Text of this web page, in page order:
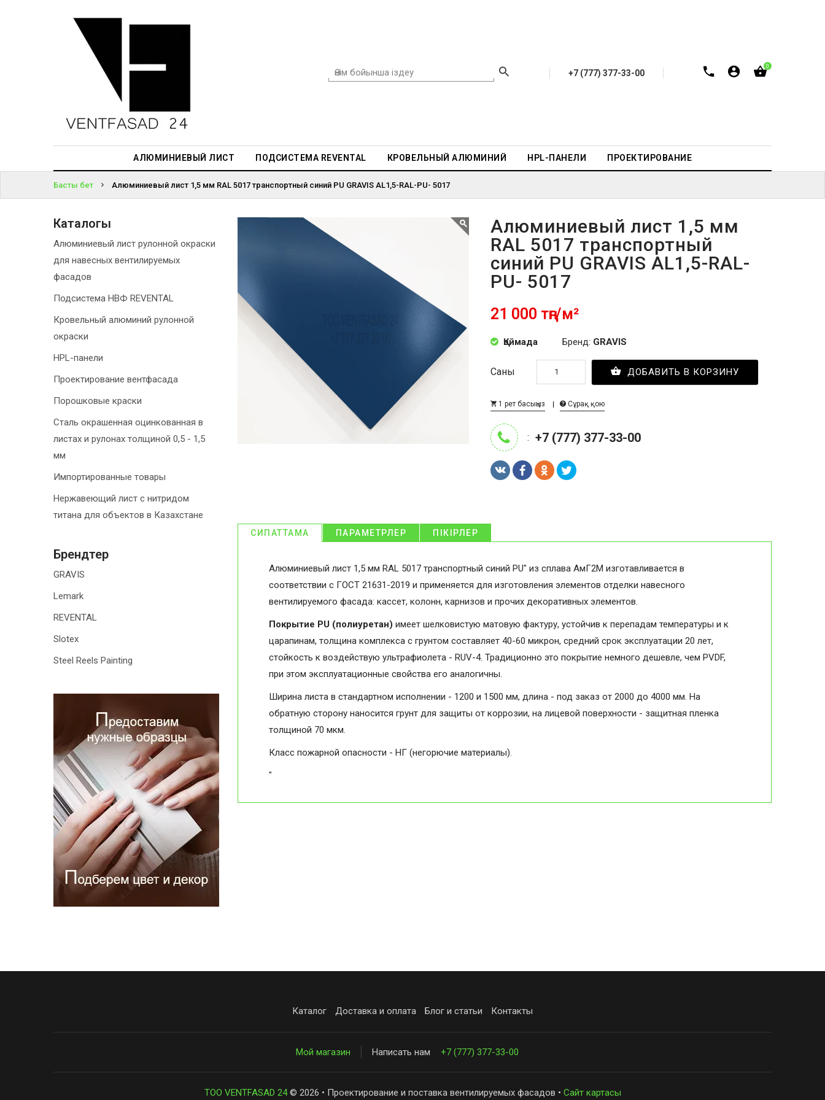
+7 (777) 377-33-00
0
АЛЮМИНИЕВЫЙ ЛИСТ ПОДСИСТЕМА REVENTAL КРОВЕЛЬНЫЙ АЛЮМИНИЙ HPL-ПАНЕЛИ ПРОЕКТИРОВАНИЕ
АЛЮМИНИЕВЫЙ
ПРОЕКТИРОВАНИЕ
КІРІҢІЗ
ПАРОЛЬДІ
БА?
Басты бет Алюминиевый лист 1,5 мм RAL 5017 транспортный синий PU GRAVIS AL1,5-RAL-PU- 5017
Алюминиевый лист 1,5 мм
RAL 5017 транспортный
синий PU GRAVIS AL1,5-RAL-
PU- 5017
21 000 тңг/м²
Қоймада Бренд: GRAVIS
Саны ДОБАВИТЬ В КОРЗИНУ
1 рет басыңыз Сұрақ қою
: +7 (777) 377-33-00
СИПАТТАМА ПАРАМЕТРЛЕР ПІКІРЛЕР
Алюминиевый лист 1,5 мм RAL 5017 транспортный синий PU" из сплава АмГ2М изготавливается в
соответствии с ГОСТ 21631-2019 и применяется для изготовления элементов отделки навесного
вентилируемого фасада: кассет, колонн, карнизов и прочих декоративных элементов.
Покрытие PU (полиуретан) имеет шелковистую матовую фактуру, устойчив к перепадам температуры и к
царапинам, толщина комплекса с грунтом составляет 40-60 микрон, средний срок эксплуатации 20 лет,
стойкость к воздействую ультрафиолета - RUV-4. Традиционно это покрытие немного дешевле, чем PVDF,
при этом эксплуатационные свойства его аналогичны.
Ширина листа в стандартном исполнении - 1200 и 1500 мм, длина - под заказ от 2000 до 4000 мм. На
обратную сторону наносится грунт для защиты от коррозии, на лицевой поверхности - защитная пленка
толщиной 70 мкм.
Класс пожарной опасности - НГ (негорючие материалы).
"
Каталогы
Алюминиевый лист рулонной окраски
для навесных вентилируемых
фасадов
Подсистема НВФ REVENTAL
Кровельный алюминий рулонной
окраски
HPL-панели
Проектирование вентфасада
Порошковые краски
Сталь окрашенная оцинкованная в
листах и рулонах толщиной 0,5 - 1,5
мм
Импортированные товары
Нержавеющий лист с нитридом
титана для объектов в Казахстане
Брендтер
GRAVIS
Lemark
REVENTAL
Slotex
Steel Reels Painting
Каталог Доставка и оплата Блог и статьи Контакты
Мой магазин Написать нам +7 (777) 377-33-00
ТОО VENTFASAD 24© 2026 • Проектирование и поставка вентилируемых фасадов • Сайт картасы